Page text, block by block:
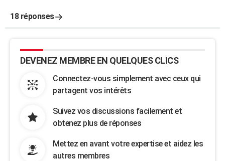
18 réponses
DEVENEZ MEMBRE EN QUELQUES CLICS
Connectez-vous simplement avec ceux qui
partagent vos intérêts
Suivez vos discussions facilement et
obtenez plus de réponses
Mettez en avant votre expertise et aidez les
autres membres